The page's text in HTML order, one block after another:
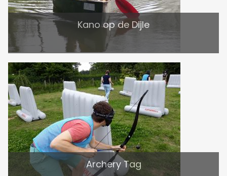
Kano op de Dijle
Archery Tag